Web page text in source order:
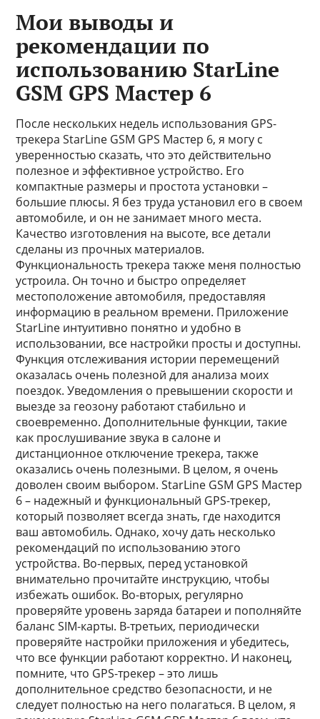
Мои выводы и
рекомендации по
использованию StarLine
GSM GPS Мастер 6
После нескольких недель использования GPS-
трекера StarLine GSM GPS Мастер 6, я могу с
уверенностью сказать, что это действительно
полезное и эффективное устройство. Его
компактные размеры и простота установки –
большие плюсы. Я без труда установил его в своем
автомобиле, и он не занимает много места.
Качество изготовления на высоте, все детали
сделаны из прочных материалов.
Функциональность трекера также меня полностью
устроила. Он точно и быстро определяет
местоположение автомобиля, предоставляя
информацию в реальном времени. Приложение
StarLine интуитивно понятно и удобно в
использовании, все настройки просты и доступны.
Функция отслеживания истории перемещений
оказалась очень полезной для анализа моих
поездок. Уведомления о превышении скорости и
выезде за геозону работают стабильно и
своевременно. Дополнительные функции, такие
как прослушивание звука в салоне и
дистанционное отключение трекера, также
оказались очень полезными. В целом, я очень
доволен своим выбором. StarLine GSM GPS Мастер
6 – надежный и функциональный GPS-трекер,
который позволяет всегда знать, где находится
ваш автомобиль. Однако, хочу дать несколько
рекомендаций по использованию этого
устройства. Во-первых, перед установкой
внимательно прочитайте инструкцию, чтобы
избежать ошибок. Во-вторых, регулярно
проверяйте уровень заряда батареи и пополняйте
баланс SIM-карты. В-третьих, периодически
проверяйте настройки приложения и убедитесь,
что все функции работают корректно. И наконец,
помните, что GPS-трекер – это лишь
дополнительное средство безопасности, и не
следует полностью на него полагаться. В целом, я